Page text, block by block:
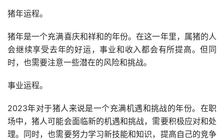
猪年运程。
猪年是一个充满喜庆和祥和的年份。在这一年里，属猪的人
会继续享受去年的好运，事业和收入都会有所提高。但同
时，也需要注意一些潜在的风险和挑战。
事业运程。
2023年对于猪人来说是一个充满机遇和挑战的年份。在职
场中，猪人可能会面临新的机遇和挑战，需要积极应对和处
理。同时，也需要努力学习新技能和知识，提高自己的竞争